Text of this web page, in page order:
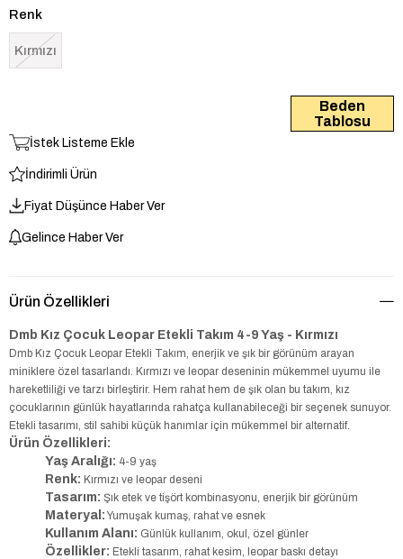
Renk
Kırmızı
Beden
Tablosu
İstek Listeme Ekle
İndirimli Ürün
Fiyat Düşünce Haber Ver
Gelince Haber Ver
Ürün Özellikleri
Dmb Kız Çocuk Leopar Etekli Takım 4-9 Yaş - Kırmızı
Dmb Kız Çocuk Leopar Etekli Takım, enerjik ve şık bir görünüm arayan
miniklere özel tasarlandı. Kırmızı ve leopar deseninin mükemmel uyumu ile
hareketliliği ve tarzı birleştirir. Hem rahat hem de şık olan bu takım, kız
çocuklarının günlük hayatlarında rahatça kullanabileceği bir seçenek sunuyor.
Etekli tasarımı, stil sahibi küçük hanımlar için mükemmel bir alternatif.
Ürün Özellikleri:
Yaş Aralığı: 4-9 yaş
Renk: Kırmızı ve leopar deseni
Tasarım: Şık etek ve tişört kombinasyonu, enerjik bir görünüm
Materyal: Yumuşak kumaş, rahat ve esnek
Kullanım Alanı: Günlük kullanım, okul, özel günler
Özellikler: Etekli tasarım, rahat kesim, leopar baskı detayı